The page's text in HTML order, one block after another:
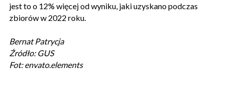
jest to o 12% więcej od wyniku, jaki uzyskano podczas
zbiorów w 2022 roku.
Bernat Patrycja
Źródło: GUS
Fot: envato.elements